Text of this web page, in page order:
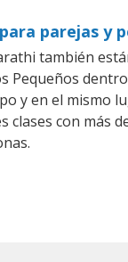
parejas y
también
Pequeños
y en el mismo
clases con más